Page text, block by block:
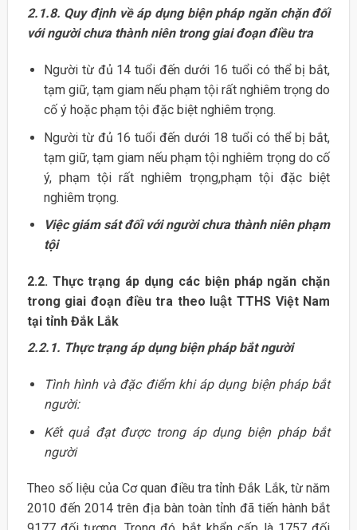
2.1.8. Quy định về áp dụng biện pháp ngăn chặn đối
với người chưa thành niên trong giai đoạn điều tra
Người từ đủ 14 tuổi đến dưới 16 tuổi có thể bị bắt,
tạm giữ, tạm giam nếu phạm tội rất nghiêm trọng do
cố ý hoặc phạm tội đặc biệt nghiêm trọng.
Người từ đủ 16 tuổi đến dưới 18 tuổi có thể bị bắt,
tạm giữ, tạm giam nếu phạm tội nghiêm trọng do cố
ý, phạm tội rất nghiêm trọng,phạm tội đặc biệt
nghiêm trọng.
Việc giám sát đối với người chưa thành niên phạm
tội
2.2. Thực trạng áp dụng các biện pháp ngăn chặn
trong giai đoạn điều tra theo luật TTHS Việt Nam
tại tỉnh Đắk Lắk
2.2.1. Thực trạng áp dụng biện pháp bắt người
Tình hình và đặc điểm khi áp dụng biện pháp bắt
người:
Kết quả đạt được trong áp dụng biện pháp bắt
người
Theo số liệu của Cơ quan điều tra tỉnh Đắk Lắk, từ năm
2010 đến 2014 trên địa bàn toàn tỉnh đã tiến hành bắt